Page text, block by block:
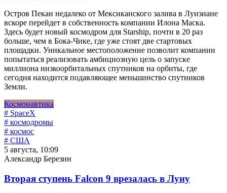
Остров Пекан недалеко от Мексиканского залива в Луизиане
вскоре перейдет в собственность компании Илона Маска.
Здесь будет новый космодром для Starship, почти в 20 раз
больше, чем в Бока-Чике, где уже стоят две стартовых
площадки. Уникальное местоположение позволит компании
попытаться реализовать амбициозную цель о запуске
миллиона низкоорбитальных спутников на орбиты, где
сегодня находится подавляющее меньшинство спутников
Земли.
Космонавтика
# SpaceX
# космодромы
# космос
# США
5 августа, 10:09
Александр Березин
Вторая ступень Falcon 9 врезалась в Луну